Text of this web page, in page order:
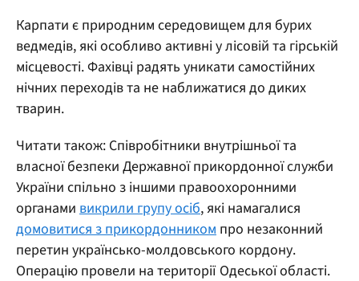
Карпати є природним середовищем для бурих
ведмедів, які особливо активні у лісовій та гірській
місцевості. Фахівці радять уникати самостійних
нічних переходів та не наближатися до диких
тварин.
Читати також: Співробітники внутрішньої та
власної безпеки Державної прикордонної служби
України спільно з іншими правоохоронними
органами викрили групу осіб, які намагалися
домовитися з прикордонником про незаконний
перетин українсько-молдовського кордону.
Операцію провели на території Одеської області.